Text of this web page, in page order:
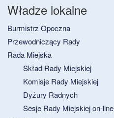
Władze lokalne
Burmistrz Opoczna
Przewodniczący Rady
Rada Miejska
Skład Rady Miejskiej
Komisje Rady Miejskiej
Dyżury Radnych
Sesje Rady Miejskiej on-line